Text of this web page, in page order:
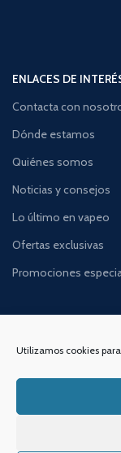
Utilizamos cookies
ENLACES DE
Contacta con
Dónde estamos
Quiénes somos
Noticias y consejos
Lo último en vapeo
Ofertas exclusivas
Promociones